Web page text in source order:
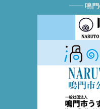
── 鳴門